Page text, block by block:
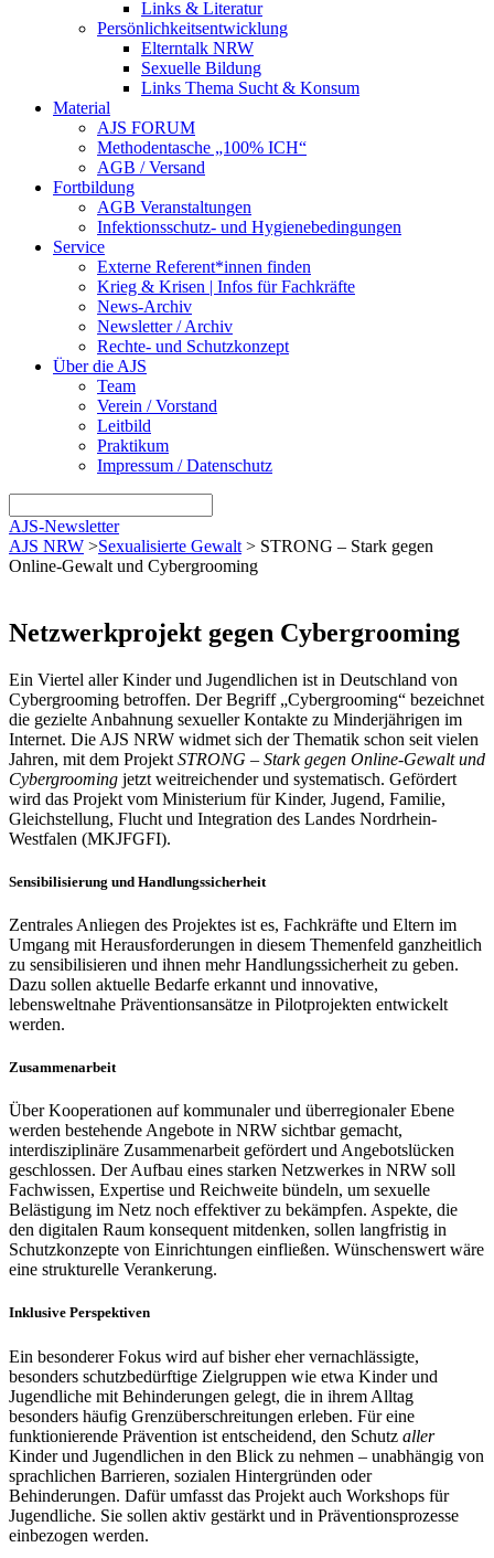
Links & Literatur
Persönlichkeitsentwicklung
Elterntalk NRW
Sexuelle Bildung
Links Thema Sucht & Konsum
Material
AJS FORUM
Methodentasche „100% ICH“
AGB / Versand
Fortbildung
AGB Veranstaltungen
Infektionsschutz- und Hygienebedingungen
Service
Externe Referent*innen finden
Krieg & Krisen | Infos für Fachkräfte
News-Archiv
Newsletter / Archiv
Rechte- und Schutzkonzept
Über die AJS
Team
Verein / Vorstand
Leitbild
Praktikum
Impressum / Datenschutz
AJS-Newsletter
AJS NRW >Sexualisierte Gewalt > STRONG – Stark gegen
Online-Gewalt und Cybergrooming
Netzwerkprojekt gegen Cybergrooming
Ein Viertel aller Kinder und Jugendlichen ist in Deutschland von
Cybergrooming betroffen. Der Begriff „Cybergrooming“ bezeichnet
die gezielte Anbahnung sexueller Kontakte zu Minderjährigen im
Internet. Die AJS NRW widmet sich der Thematik schon seit vielen
Jahren, mit dem Projekt STRONG – Stark gegen Online-Gewalt und
Cybergrooming jetzt weitreichender und systematisch. Gefördert
wird das Projekt vom Ministerium für Kinder, Jugend, Familie,
Gleichstellung, Flucht und Integration des Landes Nordrhein-
Westfalen (MKJFGFI).
Sensibilisierung und Handlungssicherheit
Zentrales Anliegen des Projektes ist es, Fachkräfte und Eltern im
Umgang mit Herausforderungen in diesem Themenfeld ganzheitlich
zu sensibilisieren und ihnen mehr Handlungssicherheit zu geben.
Dazu sollen aktuelle Bedarfe erkannt und innovative,
lebensweltnahe Präventionsansätze in Pilotprojekten entwickelt
werden.
Zusammenarbeit
Über Kooperationen auf kommunaler und überregionaler Ebene
werden bestehende Angebote in NRW sichtbar gemacht,
interdisziplinäre Zusammenarbeit gefördert und Angebotslücken
geschlossen. Der Aufbau eines starken Netzwerkes in NRW soll
Fachwissen, Expertise und Reichweite bündeln, um sexuelle
Belästigung im Netz noch effektiver zu bekämpfen. Aspekte, die
den digitalen Raum konsequent mitdenken, sollen langfristig in
Schutzkonzepte von Einrichtungen einfließen. Wünschenswert wäre
eine strukturelle Verankerung.
Inklusive Perspektiven
Ein besonderer Fokus wird auf bisher eher vernachlässigte,
besonders schutzbedürftige Zielgruppen wie etwa Kinder und
Jugendliche mit Behinderungen gelegt, die in ihrem Alltag
besonders häufig Grenzüberschreitungen erleben. Für eine
funktionierende Prävention ist entscheidend, den Schutz aller
Kinder und Jugendlichen in den Blick zu nehmen – unabhängig von
sprachlichen Barrieren, sozialen Hintergründen oder
Behinderungen. Dafür umfasst das Projekt auch Workshops für
Jugendliche. Sie sollen aktiv gestärkt und in Präventionsprozesse
einbezogen werden.